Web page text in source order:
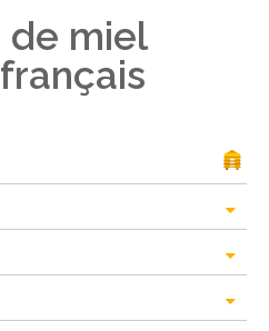
de miel